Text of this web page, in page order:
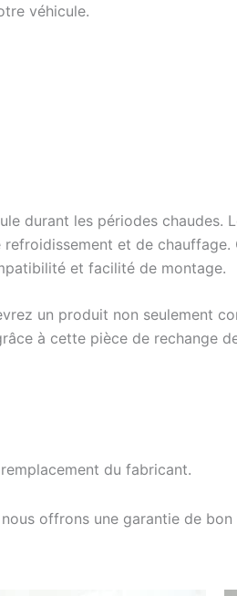
véhicule.
durant les périodes chaudes.
et de
et facilité de montage.
un produit non seulement
à cette pièce de rechange
du fabricant.
offrons une garantie de